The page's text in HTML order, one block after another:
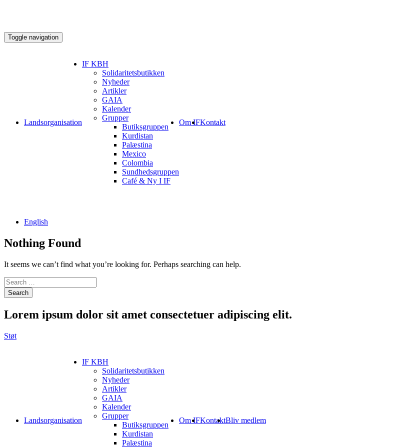
Toggle navigation
Landsorganisation
IF KBH
Solidaritetsbutikken
Nyheder
Artikler
GAIA
Kalender
Grupper
Butiksgruppen
Kurdistan
Palæstina
Mexico
Colombia
Sundhedsgruppen
Café & Ny I IF
Om IFKontakt
English
Nothing Found
It seems we can’t find what you’re looking for. Perhaps searching can help.
Search
Lorem ipsum dolor sit amet consectetuer adipiscing elit.
Støt
Landsorganisation
IF KBH
Solidaritetsbutikken
Nyheder
Artikler
GAIA
Kalender
Grupper
Butiksgruppen
Kurdistan
Palæstina
Om IFKontaktBliv medlem